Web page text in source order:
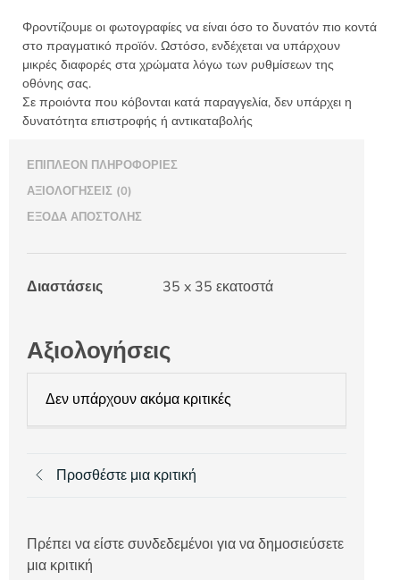
Παναγίας
01.145
Gobelin
ποσότητα
Φροντίζουμε οι φωτογραφίες να είναι όσο το δυνατόν πιο κοντά
στο πραγματικό προϊόν. Ωστόσο, ενδέχεται να υπάρχουν
μικρές διαφορές στα χρώματα λόγω των ρυθμίσεων της
οθόνης σας.
Σε προιόντα που κόβονται κατά παραγγελία, δεν υπάρχει η
δυνατότητα επιστροφής ή αντικαταβολής
ΕΠΙΠΛΈΟΝ ΠΛΗΡΟΦΟΡΊΕΣ
ΑΞΙΟΛΟΓΉΣΕΙΣ (0)
ΈΞΟΔΑ ΑΠΟΣΤΟΛΉΣ
Διαστάσεις 35 x 35 εκατοστά
Αξιολογήσεις
Δεν υπάρχουν ακόμα κριτικές
Προσθέστε μια κριτική
Πρέπει να είστε συνδεδεμένοι για να δημοσιεύσετε
μια κριτική